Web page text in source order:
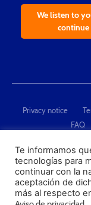
We listen to
Privacy notice
FAQ
"Techmaster de
Calibration,
Te informamos
tecnologías para
continuar con la
aceptación de
más al respecto